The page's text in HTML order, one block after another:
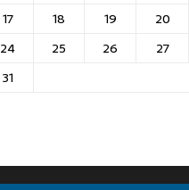
17 18 19 20
24 25 26 27
31